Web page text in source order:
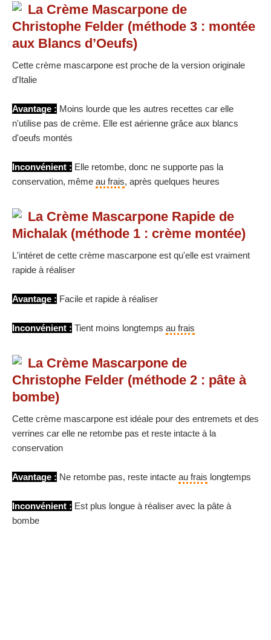
La Crème Mascarpone de
Christophe Felder (méthode 3 : montée
aux Blancs d’Oeufs)
Cette crème mascarpone est proche de la version originale
d'Italie
Avantage : Moins lourde que les autres recettes car elle
n'utilise pas de crème. Elle est aérienne grâce aux blancs
d'oeufs montés
Inconvénient : Elle retombe, donc ne supporte pas la
conservation, même au frais, après quelques heures
La Crème Mascarpone Rapide de
Michalak (méthode 1 : crème montée)
L'intéret de cette crème mascarpone est qu'elle est vraiment
rapide à réaliser
Avantage : Facile et rapide à réaliser
Inconvénient : Tient moins longtemps au frais
La Crème Mascarpone de
Christophe Felder (méthode 2 : pâte à
bombe)
Cette crème mascarpone est idéale pour des entremets et des
verrines car elle ne retombe pas et reste intacte à la
conservation
Avantage : Ne retombe pas, reste intacte au frais longtemps
Inconvénient : Est plus longue à réaliser avec la pâte à
bombe